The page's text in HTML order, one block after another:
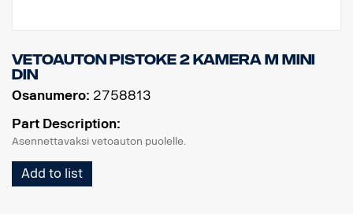
Vetoauton pistoke 2 kamera M MINI
DIN
Osanumero: 2758813
Part Description:
Asennettavaksi vetoauton puolelle.
Add to list